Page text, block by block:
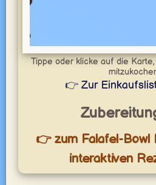
Tippe oder klicke auf die
👉 Zur
👉 zum Falafel-Bowl
interaktiven